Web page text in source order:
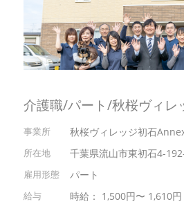
介護職/パート/秋桜ヴィレ
秋桜ヴィレッジ初石
千葉県流山市東初石4-
パート
時給： 1,500円〜 1,610円